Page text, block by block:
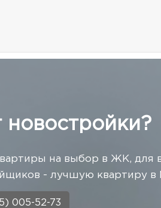
новостройки?
на выбор в ЖК, для
- лучшую квартиру в
005-52-73